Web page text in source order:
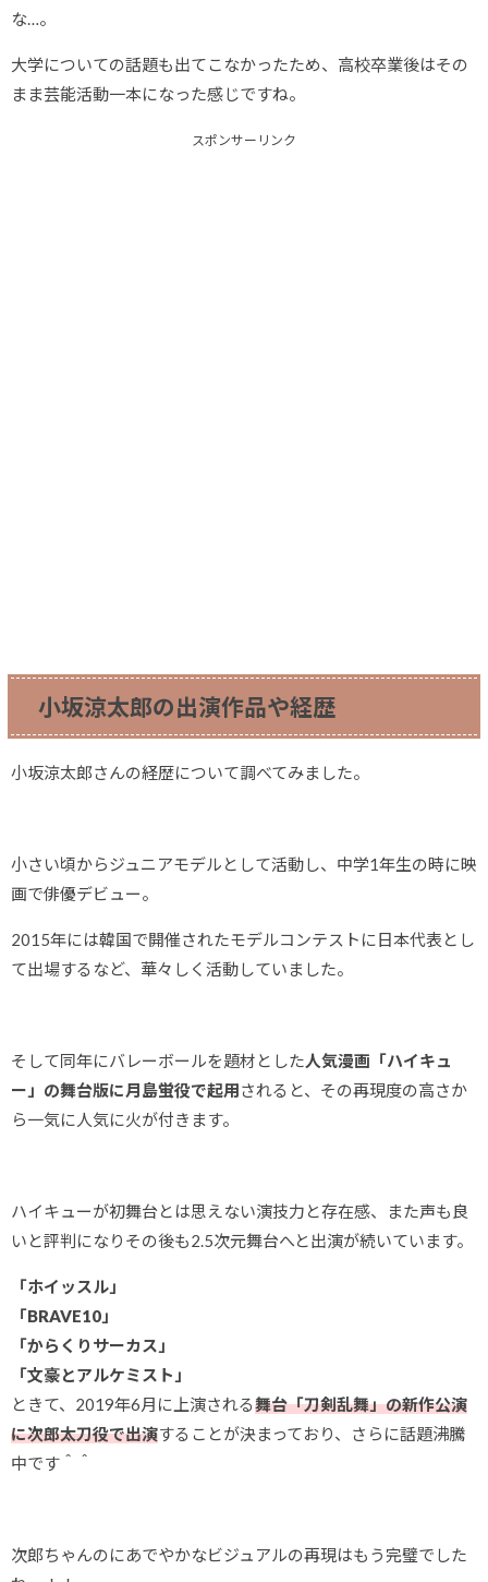
な…。
大学についての話題も出てこなかったため、高校卒業後はその
まま芸能活動一本になった感じですね。
スポンサーリンク
小坂涼太郎の出演作品や経歴
小坂涼太郎さんの経歴について調べてみました。
小さい頃からジュニアモデルとして活動し、中学1年生の時に映
画で俳優デビュー。
2015年には韓国で開催されたモデルコンテストに日本代表とし
て出場するなど、華々しく活動していました。
そして同年にバレーボールを題材とした人気漫画「ハイキュ
ー」の舞台版に月島蛍役で起用されると、その再現度の高さか
ら一気に人気に火が付きます。
ハイキューが初舞台とは思えない演技力と存在感、また声も良
いと評判になりその後も2.5次元舞台へと出演が続いています。
「ホイッスル」
「BRAVE10」
「からくりサーカス」
「文豪とアルケミスト」
ときて、2019年6月に上演される舞台「刀剣乱舞」の新作公演
に次郎太刀役で出演することが決まっており、さらに話題沸騰
中です＾＾
次郎ちゃんのにあでやかなビジュアルの再現はもう完璧でした